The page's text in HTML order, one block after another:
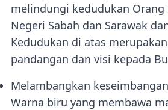
melindungi kedudukan Orang
Negeri Sabah dan Sarawak
Kedudukan di atas
pandangan dan visi kepada
Melambangkan
Warna biru yang membawa